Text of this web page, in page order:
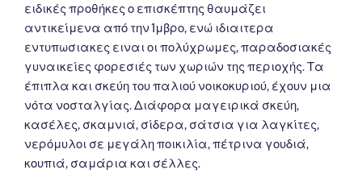
ειδικές προθήκες ο επισκέπτης θαυμάζει
αντικείμενα από την Ίμβρο, ενώ ιδιαιτερα
εντυπωσιακες ειναι οι πολύχρωμες, παραδοσιακές
γυναικείες φορεσιές των χωριών της περιοχής. Τα
έπιπλα και σκεύη του παλιού νοικοκυριού, έχουν μια
νότα νοσταλγίας. Διάφορα μαγειρικά σκεύη,
κασέλες, σκαμνιά, σίδερα, σάτσια για λαγκίτες,
νερόμυλοι σε μεγάλη ποικιλία, πέτρινα γουδιά,
κουπιά, σαμάρια και σέλλες.